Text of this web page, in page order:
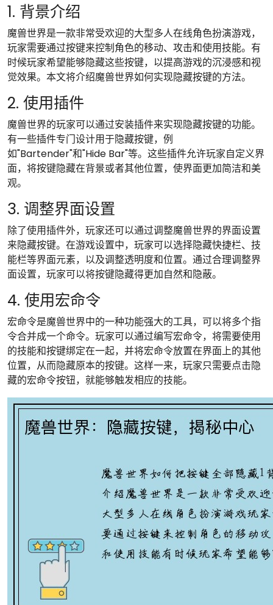
1. 背景介绍
魔兽世界是一款非常受欢迎的大型多人在线角色扮演游戏，
玩家需要通过按键来控制角色的移动、攻击和使用技能。有
时候玩家希望能够隐藏这些按键，以提高游戏的沉浸感和视
觉效果。本文将介绍魔兽世界如何实现隐藏按键的方法。
2. 使用插件
魔兽世界的玩家可以通过安装插件来实现隐藏按键的功能。
有一些插件专门设计用于隐藏按键，例
如"Bartender"和"Hide Bar"等。这些插件允许玩家自定义界
面，将按键隐藏在背景或者其他位置，使界面更加简洁和美
观。
3. 调整界面设置
除了使用插件外，玩家还可以通过调整魔兽世界的界面设置
来隐藏按键。在游戏设置中，玩家可以选择隐藏快捷栏、技
能栏等界面元素，以及调整透明度和位置。通过合理调整界
面设置，玩家可以将按键隐藏得更加自然和隐蔽。
4. 使用宏命令
宏命令是魔兽世界中的一种功能强大的工具，可以将多个指
令合并成一个命令。玩家可以通过编写宏命令，将需要使用
的技能和按键绑定在一起，并将宏命令放置在界面上的其他
位置，从而隐藏原本的按键。这样一来，玩家只需要点击隐
藏的宏命令按钮，就能够触发相应的技能。